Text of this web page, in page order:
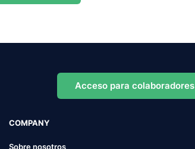
Acceso para colaboradores
COMPANY
Sobre nosotros